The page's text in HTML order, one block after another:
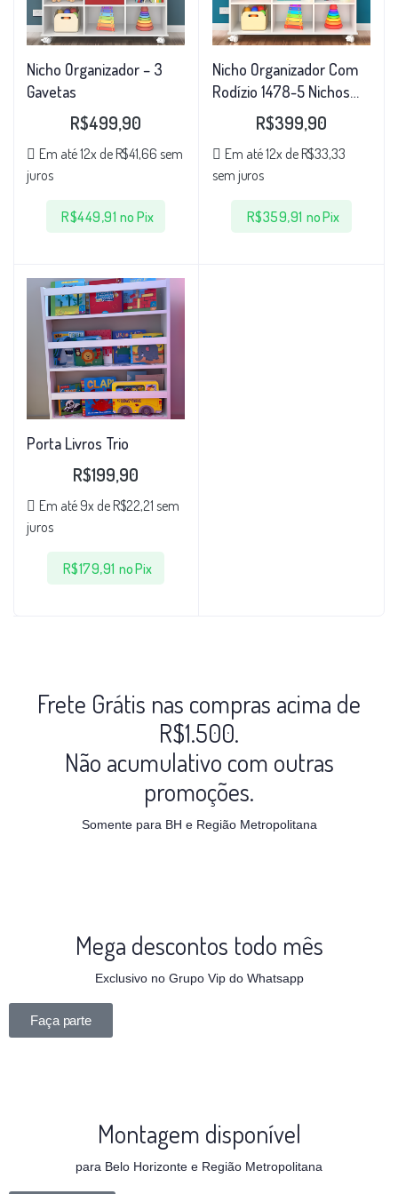
Nicho Organizador – 3
Gavetas
R$499,90
Em até 12x de R$41,66 sem
juros
R$449,91 no Pix
Nicho Organizador Com
Rodízio 1478-5 Nichos
R$399,90
Em até 12x de R$33,33
sem juros
R$359,91 no Pix
Porta Livros Trio
R$199,90
Em até 9x de R$22,21 sem
juros
R$179,91 no Pix
Frete Grátis nas compras acima de
R$1.500.
Não acumulativo com outras
promoções.
Somente para BH e Região Metropolitana
Mega descontos todo mês
Exclusivo no Grupo Vip do Whatsapp
Faça parte
Montagem disponível
para Belo Horizonte e Região Metropolitana